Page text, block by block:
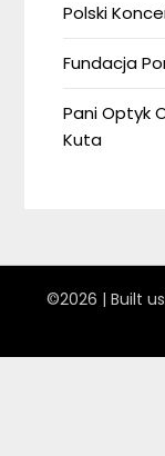
Polski
Fundacja
Pani Optyk
Kuta
©2026 | Built